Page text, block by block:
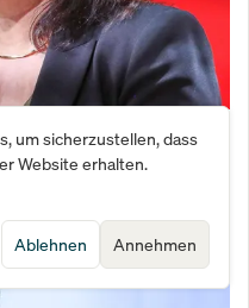
Politikerin nach
um sicherzustellen, dass
Website erhalten.
Annehmen
Ablehnen